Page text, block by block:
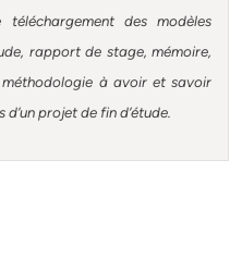
des modèles
rapport de stage, mémoire,
à avoir et savoir
projet de fin d’étude.